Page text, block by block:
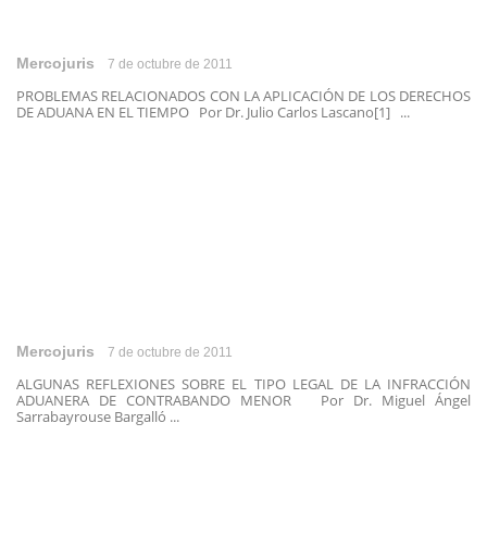
Mercojuris 7 de octubre de 2011
PROBLEMAS RELACIONADOS CON LA APLICACIÓN DE LOS DERECHOS
DE ADUANA EN EL TIEMPO Por Dr. Julio Carlos Lascano[1] ...
Mercojuris 7 de octubre de 2011
ALGUNAS REFLEXIONES SOBRE EL TIPO LEGAL DE LA INFRACCIÓN
ADUANERA DE CONTRABANDO MENOR Por Dr. Miguel Ángel
Sarrabayrouse Bargalló ...